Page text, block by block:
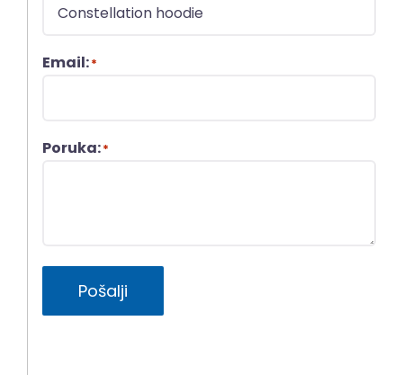
Email:*
Poruka:*
Pošalji